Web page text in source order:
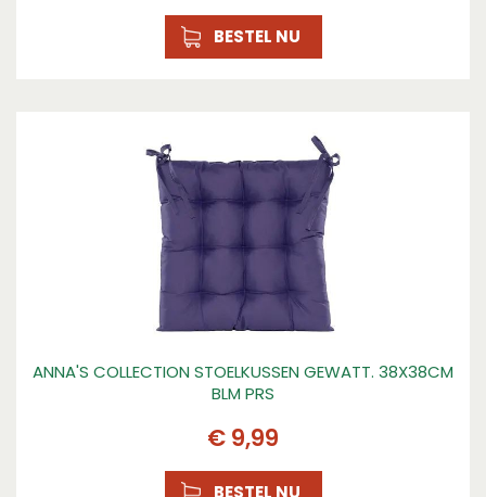
BESTEL NU
ANNA'S COLLECTION STOELKUSSEN GEWATT. 38X38CM
BLM PRS
€ 9,99
BESTEL NU